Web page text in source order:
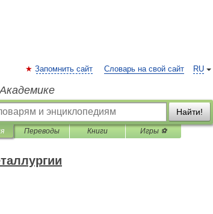
RU
Запомнить сайт Словарь на свой сайт
Найти!
Переводы Книги Игры ⚽